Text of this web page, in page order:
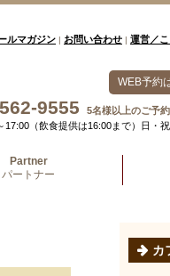
ルマガジン | お問い合わせ | 運営／
WEB予約
9555 5名様以上のご予
17:00（飲食提供は16:00まで）日・
Partner
パートナー
カ